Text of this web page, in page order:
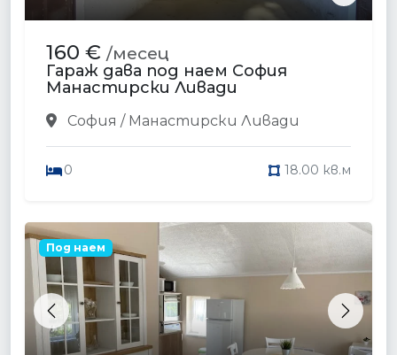
160 € /месец
Гараж дава под наем София
Манастирски Ливади
София / Манастирски Ливади
0 18.00 кв.м
Previous Next
Под наем